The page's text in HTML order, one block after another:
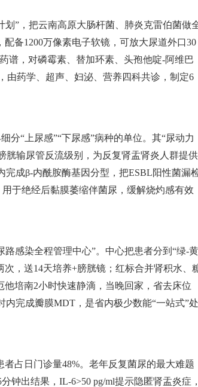
”，把云南高原大肠杆菌、肺炎克雷伯菌做
备1200万像素电子软镜，可放大尿道外口30
谱，对磷霉素、替加环素、头孢他啶-阿维巴
由药学、超声、妇泌、营养四科共诊，制定6
分“上尿感”“下尿感”病种的单位。其“尿动力
胱输尿管反流级别，为反复肾盂肾炎人群提供
成β-内酰胺酶基因分型，把ESBL阳性菌漏
于绝经后黏膜萎缩伴菌尿，缓解烧灼感有效
感染全程管理中心”。中心把患者分到“绿-
，送14天培养+膀胱镜；红标合并肾积水、
培南2小时快速静滴，当晚回家，省去床位
完成瓣膜MDT，是省内极少数能“一站式”处
占日门诊量48%。老年反复菌尿的最大难题
钟出结果，IL-6>50 pg/ml提示隐匿肾盂炎症，